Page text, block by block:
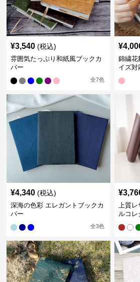
¥3,540 (税込)
雰囲気たっぷり和紙風ブックカ
バー
全7色
¥
錦繍花
イズ対
¥4,340 (税込)
深海の色彩 エレガントブックカ
バー
全3色
¥
上質レ
ルコレ